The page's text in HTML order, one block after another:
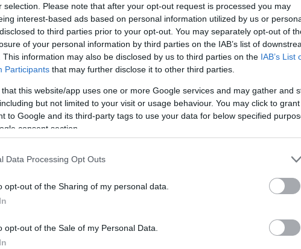
selection. Please note that after your opt-out request is processed you may
interest-based ads based on personal information utilized by us or
to third parties prior to your opt-out. You may separately opt-out of
of your personal information by third parties on the IAB’s list of
This information may also be disclosed by us to third parties on the IAB’s List
Participants that may further disclose it to other third parties.
that this website/app uses one or more Google services and may gather and
but not limited to your visit or usage behaviour. You may click to
to Google and its third-party tags to use your data for below specified
consent section.
Data Processing Opt Outs
opt-out of the Sharing of my personal data.
opt-out of the Sale of my Personal Data.